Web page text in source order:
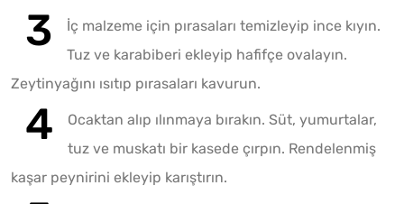
İç malzeme için pırasaları temizleyip ince kıyın.
Tuz ve karabiberi ekleyip hafifçe ovalayın.
Zeytinyağını ısıtıp pırasaları kavurun.
Ocaktan alıp ılınmaya bırakın. Süt, yumurtalar,
tuz ve muskatı bir kasede çırpın. Rendelenmiş
kaşar peynirini ekleyip karıştırın.